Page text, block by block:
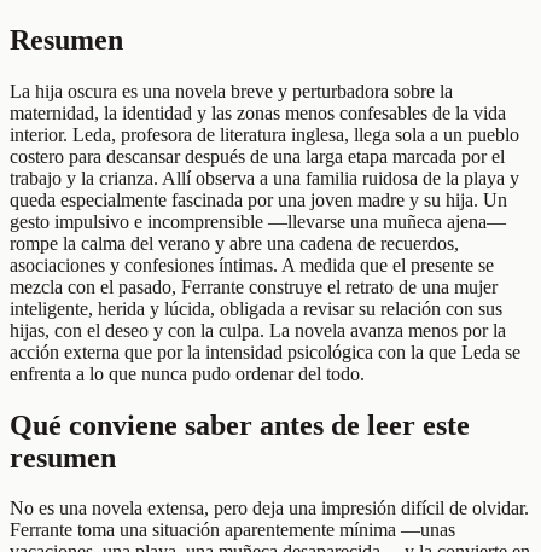
Resumen
La hija oscura es una novela breve y perturbadora sobre la
maternidad, la identidad y las zonas menos confesables de la vida
interior. Leda, profesora de literatura inglesa, llega sola a un pueblo
costero para descansar después de una larga etapa marcada por el
trabajo y la crianza. Allí observa a una familia ruidosa de la playa y
queda especialmente fascinada por una joven madre y su hija. Un
gesto impulsivo e incomprensible —llevarse una muñeca ajena—
rompe la calma del verano y abre una cadena de recuerdos,
asociaciones y confesiones íntimas. A medida que el presente se
mezcla con el pasado, Ferrante construye el retrato de una mujer
inteligente, herida y lúcida, obligada a revisar su relación con sus
hijas, con el deseo y con la culpa. La novela avanza menos por la
acción externa que por la intensidad psicológica con la que Leda se
enfrenta a lo que nunca pudo ordenar del todo.
Qué conviene saber antes de leer este
resumen
No es una novela extensa, pero deja una impresión difícil de olvidar.
Ferrante toma una situación aparentemente mínima —unas